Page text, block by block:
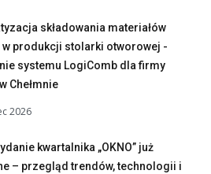
składowania materiałów
w produkcji stolarki otworowej -
systemu LogiComb dla firmy
Chełmnie
2026
kwartalnika „OKNO” już
– przegląd trendów, technologii i